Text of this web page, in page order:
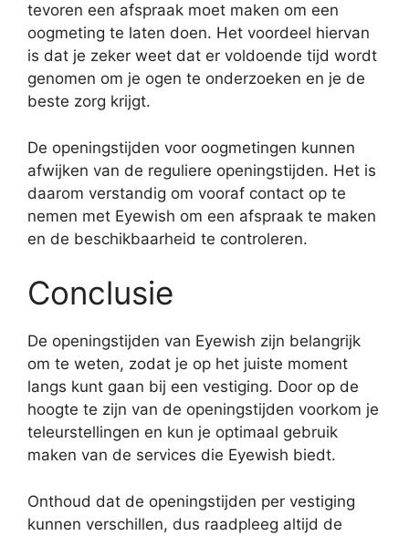
tevoren een afspraak moet maken om een
oogmeting te laten doen. Het voordeel hiervan
is dat je zeker weet dat er voldoende tijd wordt
genomen om je ogen te onderzoeken en je de
beste zorg krijgt.
De openingstijden voor oogmetingen kunnen
afwijken van de reguliere openingstijden. Het is
daarom verstandig om vooraf contact op te
nemen met Eyewish om een afspraak te maken
en de beschikbaarheid te controleren.
Conclusie
De openingstijden van Eyewish zijn belangrijk
om te weten, zodat je op het juiste moment
langs kunt gaan bij een vestiging. Door op de
hoogte te zijn van de openingstijden voorkom je
teleurstellingen en kun je optimaal gebruik
maken van de services die Eyewish biedt.
Onthoud dat de openingstijden per vestiging
kunnen verschillen, dus raadpleeg altijd de